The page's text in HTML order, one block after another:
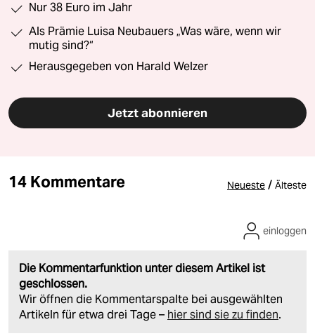
Nur 38 Euro im Jahr
Als Prämie Luisa Neubauers „Was wäre, wenn wir
mutig sind?“
Herausgegeben von Harald Welzer
Jetzt abonnieren
14 Kommentare Neueste / Älteste
Die Kommentarfunktion unter diesem Artikel ist
geschlossen.
Wir öffnen die Kommentarspalte bei ausgewählten
Artikeln für etwa drei Tage – hier sind sie zu finden.
einloggen